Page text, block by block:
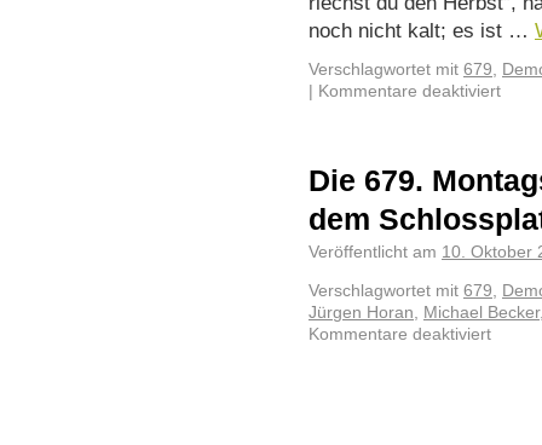
noch nicht kalt; es ist …
Verschlagwortet mit 679,
Kommentare deaktiviert
Die 679.
dem
Veröffentlicht am 10. Oktober
Verschlagwortet mit 679,
Jürgen Horan, Michael Becker
Kommentare deaktiviert